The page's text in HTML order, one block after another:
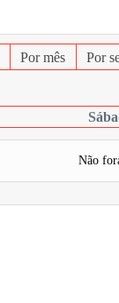
Por mês Por
Não